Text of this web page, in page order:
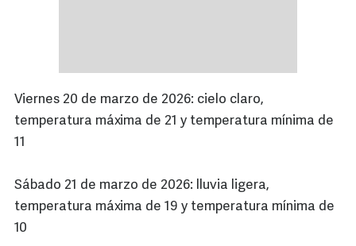
Viernes 20 de marzo de 2026: cielo claro,
temperatura máxima de 21 y temperatura mínima de
11
Sábado 21 de marzo de 2026: lluvia ligera,
temperatura máxima de 19 y temperatura mínima de
10